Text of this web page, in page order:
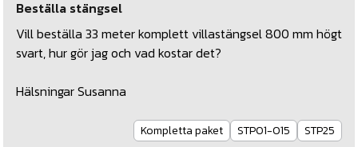
Beställa stängsel
Vill beställa 33 meter komplett villastängsel 800 mm högt
svart, hur gör jag och vad kostar det?
Hälsningar Susanna
Kompletta paket STP01-015 STP25